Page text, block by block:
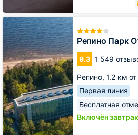
Репино Парк
9.3 1 549
Репино, 1.2 км
Первая линия
Бесплатная
Включён
Репино
Парк
Отель